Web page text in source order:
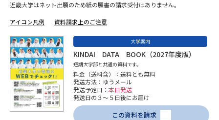
近畿大学はネット出願のため紙の願書の請求受付はありません。
アイコン凡例 資料請求上のご注意
大学案内
KINDAI DATA BOOK（2027年度版）
短期大学部と共通の資料です。
料金（送料含）：送料とも無料
発送方法：ゆうメール
発送予定日： 本日発送
発送日の３～５日後にお届け
この資料を請求